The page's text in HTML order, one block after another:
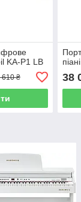
KA-P1 LB
610 ₴ 38